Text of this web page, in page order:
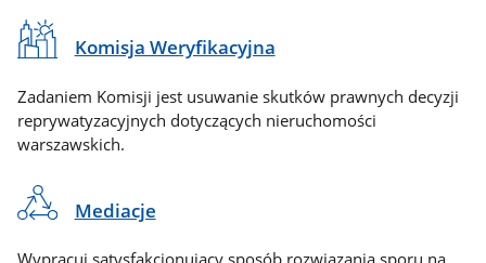
Komisja Weryfikacyjna
Zadaniem Komisji jest usuwanie skutków prawnych decyzji
reprywatyzacyjnych dotyczących nieruchomości
warszawskich.
Mediacje